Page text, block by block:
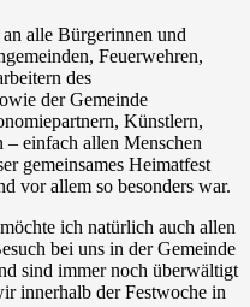
alle Bürgerinnen und
Feuerwehren,
des
der Gemeinde
Künstlern,
einfach allen Menschen
gemeinsames Heimatfest
vor allem so besonders war.
ich natürlich auch allen
bei uns in der Gemeinde
sind immer noch überwältigt
innerhalb der Festwoche in